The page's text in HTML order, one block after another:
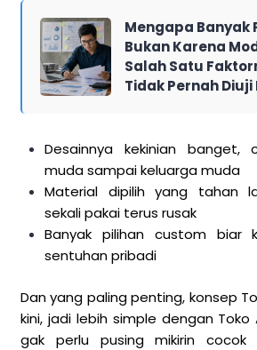
Mengapa Banyak
Bukan Karena
Salah Satu
Tidak Pernah
Desainnya kekinian banget,
muda sampai keluarga muda
Material dipilih yang tahan
sekali pakai terus rusak
Banyak pilihan custom biar
sentuhan pribadi
Dan yang paling penting, konsep
kini, jadi lebih simple dengan Toko
gak perlu pusing mikirin cocok